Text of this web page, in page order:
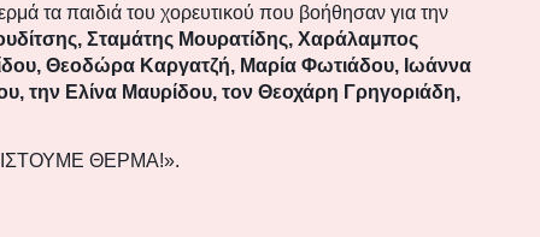
τα παιδιά του χορευτικού που βοήθησαν για την
Σταμάτης Μουρατίδης, Χαράλαμπος
Θεοδώρα Καργατζή, Μαρία Φωτιάδου, Ιωάννα
την Ελίνα Μαυρίδου, τον Θεοχάρη Γρηγοριάδη,
ΘΕΡΜΑ!».